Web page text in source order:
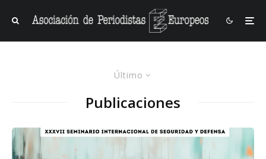
Último
Publicaciones